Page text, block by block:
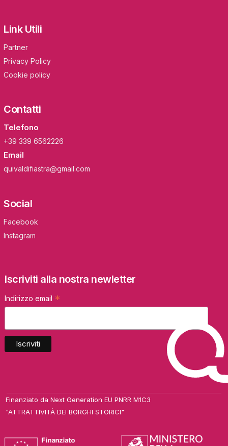
Link Utili
Partner
Privacy Policy
Cookie policy
Contatti
Telefono
+39 339 6562226
Email
quivaldifiastra@gmail.com
Social
Facebook
Instagram
Iscriviti alla nostra newletter
Indirizzo email *
Finanziato da Next Generation EU PNRR M1C3
"ATTRATTIVITÀ DEI BORGHI STORICI"